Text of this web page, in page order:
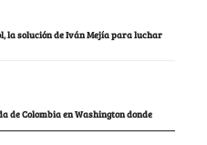
la solución de Iván Mejía para luchar
de Colombia en Washington donde